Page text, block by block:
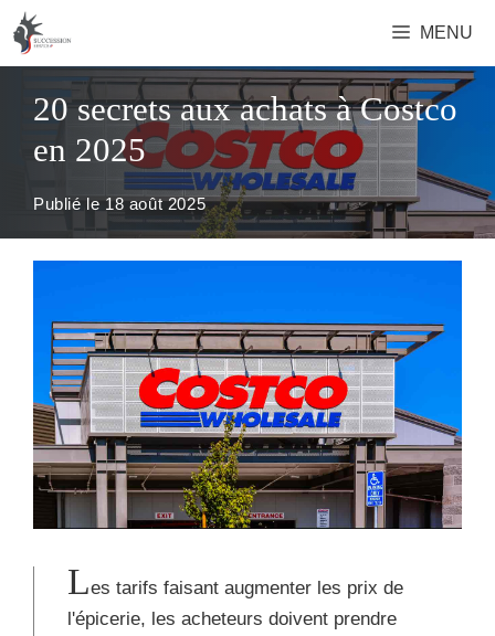
Aller
au
contenu
MENU
20 secrets aux achats à Costco
en 2025
Publié le 18 août 2025
Les tarifs faisant augmenter les prix de
l'épicerie, les acheteurs doivent prendre